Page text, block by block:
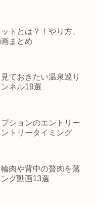
トとは？！やり方、
まとめ
ておきたい温泉巡り
ネル19選
ションのエントリー
トリータイミング
肉や背中の贅肉を落
グ動画13選